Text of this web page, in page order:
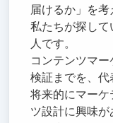
届けるか」を考
私たちが探して
人です。
コンテンツマー
検証までを、代
将来的にマーケ
ツ設計に興味